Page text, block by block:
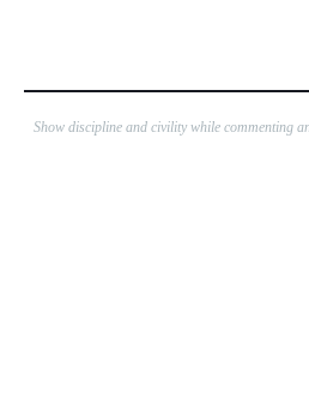
Show discipline and civility while commenting